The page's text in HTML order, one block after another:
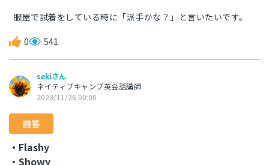
服屋で試着をしている時に「派手かな？」と言いたいです。
0 541
sekiさん
ネイティブキャンプ英会話講師
2023/11/26 00:00
回答
・Flashy
・Showy